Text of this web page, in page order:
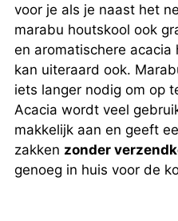
voor je als je naast het
marabu houtskool ook
en aromatischere
kan uiteraard ook.
iets langer nodig om op
Acacia wordt veel
makkelijk aan en geeft
zakken zonder
genoeg in huis voor de